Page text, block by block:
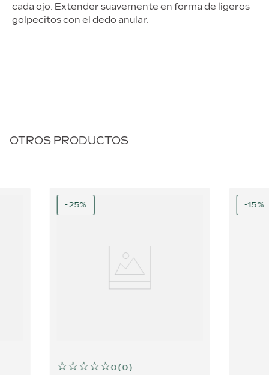
cada ojo. Extender suavemente en forma de ligeros
golpecitos con el dedo anular.
OTROS PRODUCTOS
-25%
☆☆☆☆☆0(0)
-15%